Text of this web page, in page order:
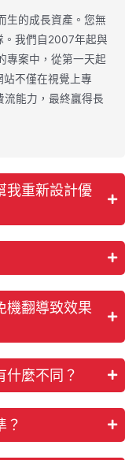
生的成長資產。您無
。我們自2007年起與
專案中，從第一天起
站不僅在視覺上專
流能力，最終贏得長
我重新設計優
機翻導致效果
什麼不同？
？